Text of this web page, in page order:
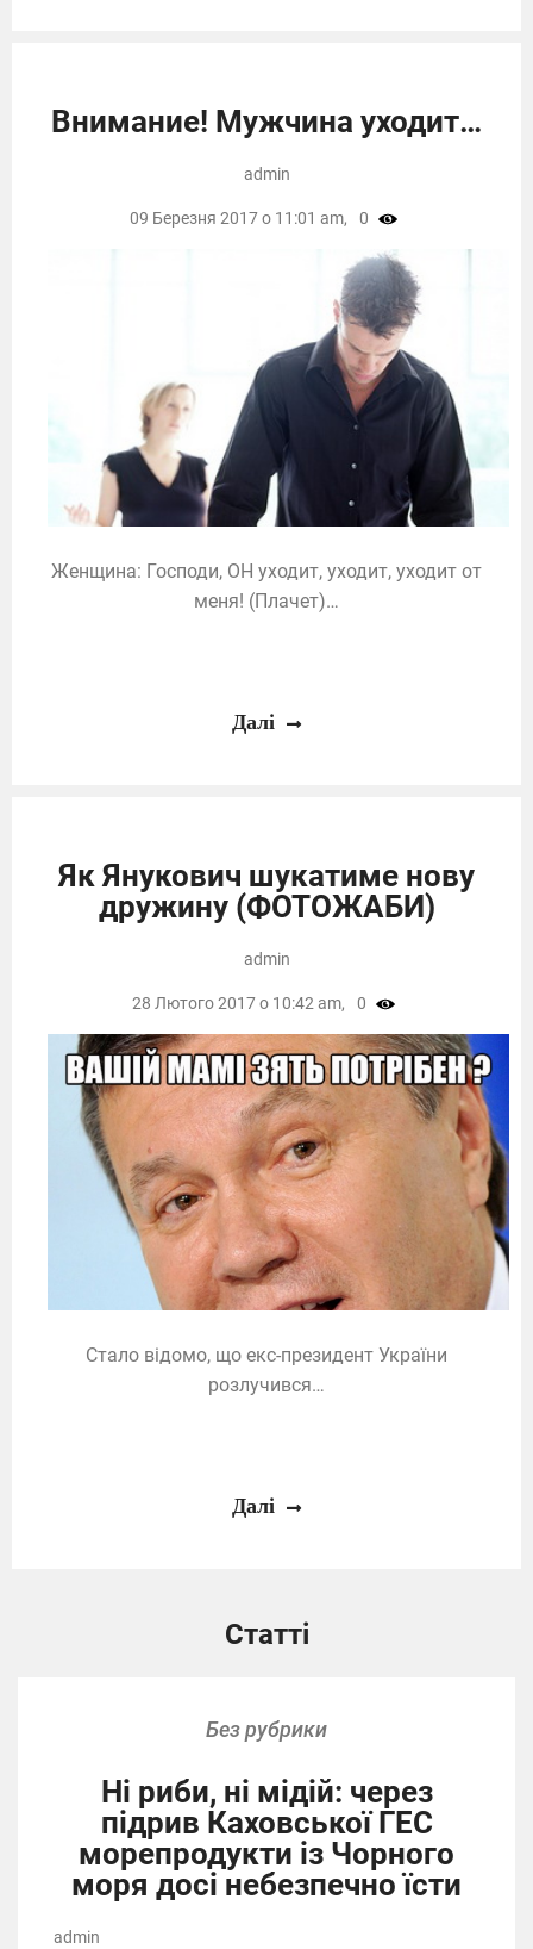
Внимание! Мужчина уходит…
Женщина: Господи, ОН уходит, уходит, уходит от
меня! (Плачет)…
admin
09 Березня 2017 о 11:01 am, 0
Далі
Як Янукович шукатиме нову
дружину (ФОТОЖАБИ)
Стало відомо, що екс-президент України
розлучився…
admin
28 Лютого 2017 о 10:42 am, 0
Далі
Статті
Без рубрики
Ні риби, ні мідій: через
підрив Каховської ГЕС
морепродукти із Чорного
моря досі небезпечно їсти
admin